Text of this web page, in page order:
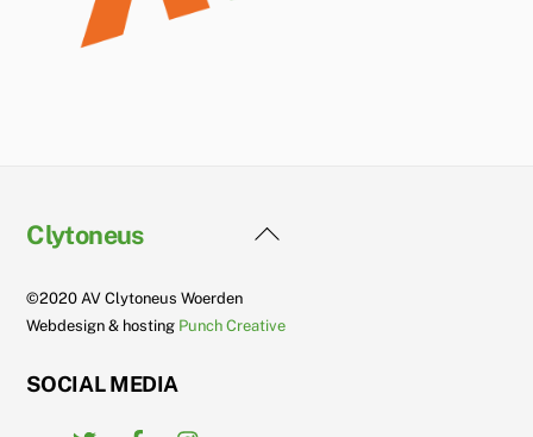
Back
Clytoneus
©2020 AV Clytoneus Woerden
Webdesign & hosting Punch Creative
SOCIAL MEDIA
Twitter